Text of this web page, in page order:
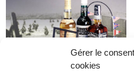
Gérer le
cookies